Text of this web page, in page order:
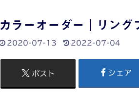
カラーオーダー｜リング
2020-07-13 2022-07-04
ポスト シェア